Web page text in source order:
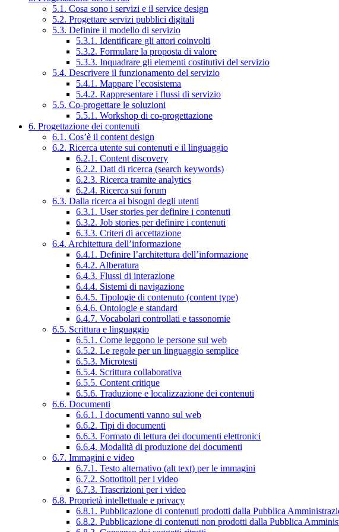
5.1. Cosa sono i servizi e il service design
5.2. Progettare servizi pubblici digitali
5.3. Definire il modello di servizio
5.3.1. Identificare gli attori coinvolti
5.3.2. Formulare la proposta di valore
5.3.3. Inquadrare gli elementi costitutivi del servizio
5.4. Descrivere il funzionamento del servizio
5.4.1. Mappare l’ecosistema
5.4.2. Rappresentare i flussi di servizio
5.5. Co-progettare le soluzioni
5.5.1. Workshop di co-progettazione
6. Progettazione dei contenuti
6.1. Cos’è il content design
6.2. Ricerca utente sui contenuti e il linguaggio
6.2.1. Content discovery
6.2.2. Dati di ricerca (search keywords)
6.2.3. Ricerca tramite analytics
6.2.4. Ricerca sui forum
6.3. Dalla ricerca ai bisogni degli utenti
6.3.1. User stories per definire i contenuti
6.3.2. Job stories per definire i contenuti
6.3.3. Criteri di accettazione
6.4. Architettura dell’informazione
6.4.1. Definire l’architettura dell’informazione
6.4.2. Alberatura
6.4.3. Flussi di interazione
6.4.4. Sistemi di navigazione
6.4.5. Tipologie di contenuto (content type)
6.4.6. Ontologie e standard
6.4.7. Vocabolari controllati e tassonomie
6.5. Scrittura e linguaggio
6.5.1. Come leggono le persone sul web
6.5.2. Le regole per un linguaggio semplice
6.5.3. Microtesti
6.5.4. Scrittura collaborativa
6.5.5. Content critique
6.5.6. Traduzione e localizzazione dei contenuti
6.6. Documenti
6.6.1. I documenti vanno sul web
6.6.2. Tipi di documenti
6.6.3. Formato di lettura dei documenti elettronici
6.6.4. Modalità di produzione dei documenti
6.7. Immagini e video
6.7.1. Testo alternativo (alt text) per le immagini
6.7.2. Sottotitoli per i video
6.7.3. Trascrizioni per i video
6.8. Proprietà intellettuale e privacy
6.8.1. Pubblicazione di contenuti prodotti dalla Pubblica
6.8.2. Pubblicazione di contenuti non prodotti dalla Pubblica